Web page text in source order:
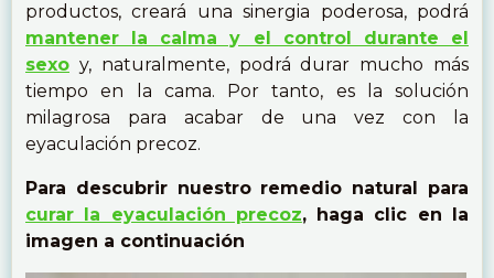
productos, creará una sinergia poderosa, podrá
mantener la calma y el control durante el
sexo y, naturalmente, podrá durar mucho más
tiempo en la cama. Por tanto, es la solución
milagrosa para acabar de una vez con la
eyaculación precoz.
Para descubrir nuestro remedio natural para
curar la eyaculación precoz, haga clic en la
imagen a continuación